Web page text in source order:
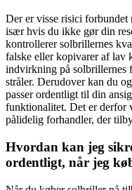
Der er visse risici
især hvis du ikke gør din
kontrollerer solbrillernes
falske eller kopivarer af lav
indvirkning på solbrillernes
stråler. Derudover kan du
passer ordentligt til din
funktionalitet. Det er
pålidelig forhandler, der
Hvordan kan jeg
ordentligt, når jeg